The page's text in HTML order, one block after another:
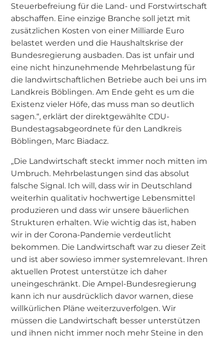
Steuerbefreiung für die Land- und Forstwirtschaft
abschaffen. Eine einzige Branche soll jetzt mit
zusätzlichen Kosten von einer Milliarde Euro
belastet werden und die Haushaltskrise der
Bundesregierung ausbaden. Das ist unfair und
eine nicht hinzunehmende Mehrbelastung für
die landwirtschaftlichen Betriebe auch bei uns im
Landkreis Böblingen. Am Ende geht es um die
Existenz vieler Höfe, das muss man so deutlich
sagen.“, erklärt der direktgewählte CDU-
Bundestagsabgeordnete für den Landkreis
Böblingen, Marc Biadacz.
„Die Landwirtschaft steckt immer noch mitten im
Umbruch. Mehrbelastungen sind das absolut
falsche Signal. Ich will, dass wir in Deutschland
weiterhin qualitativ hochwertige Lebensmittel
produzieren und dass wir unsere bäuerlichen
Strukturen erhalten. Wie wichtig das ist, haben
wir in der Corona-Pandemie verdeutlicht
bekommen. Die Landwirtschaft war zu dieser Zeit
und ist aber sowieso immer systemrelevant. Ihren
aktuellen Protest unterstütze ich daher
uneingeschränkt. Die Ampel-Bundesregierung
kann ich nur ausdrücklich davor warnen, diese
willkürlichen Pläne weiterzuverfolgen. Wir
müssen die Landwirtschaft besser unterstützen
und ihnen nicht immer noch mehr Steine in den